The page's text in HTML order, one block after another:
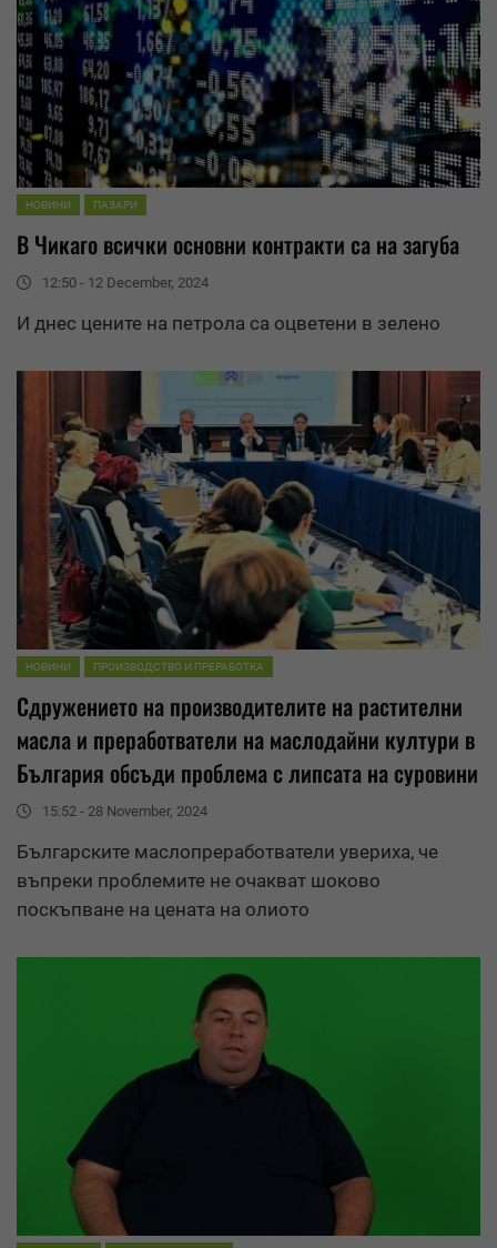
НОВИНИ ПАЗАРИ
В Чикаго всички основни контракти са на загуба
12:50 - 12 December, 2024
И днес цените на петрола са оцветени в зелено
НОВИНИ ПРОИЗВОДСТВО И ПРЕРАБОТКА
Сдружението на производителите на растителни
масла и преработватели на маслодайни култури в
България обсъди проблема с липсата на суровини
15:52 - 28 November, 2024
Българските маслопреработватели увериха, че
въпреки проблемите не очакват шоково
поскъпване на цената на олиото